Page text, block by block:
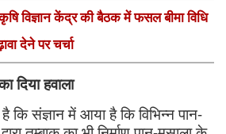
विज्ञान केंद्र की बैठक में फसल बीमा विधि
देने पर चर्चा
दिया हवाला
कि संज्ञान में आया है कि विभिन्न पान-